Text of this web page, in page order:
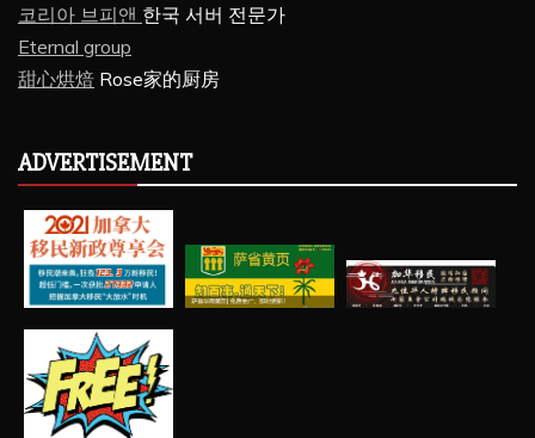
코리아 브피앤 한국 서버 전문가
Eternal group
甜心烘焙 Rose家的厨房
ADVERTISEMENT